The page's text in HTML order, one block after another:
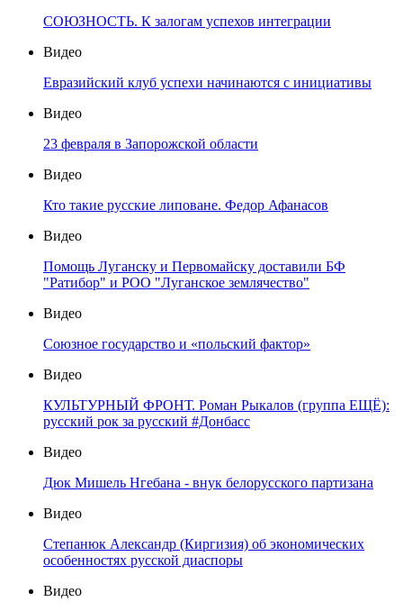
СОЮЗНОСТЬ. К залогам успехов интеграции
Видео
Евразийский клуб успехи начинаются с инициативы
Видео
23 февраля в Запорожской области
Видео
Кто такие русские липоване. Федор Афанасов
Видео
Помощь Луганску и Первомайску доставили БФ
"Ратибор" и РОО "Луганское землячество"
Видео
Союзное государство и «польский фактор»
Видео
КУЛЬТУРНЫЙ ФРОНТ. Роман Рыкалов (группа ЕЩЁ):
русский рок за русский #Донбасс
Видео
Дюк Мишель Нгебана - внук белорусского партизана
Видео
Степанюк Александр (Киргизия) об экономических
особенностях русской диаспоры
Видео